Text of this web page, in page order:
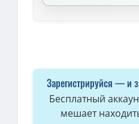
Зарегистрируйся — и
Бесплатный
мешает